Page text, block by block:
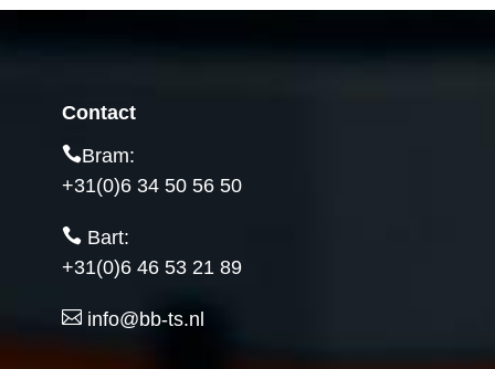
Contact
Bram:
+31(0)6 34 50 56 50
Bart:
+31(0)6 46 53 21 89
info@bb-ts.nl